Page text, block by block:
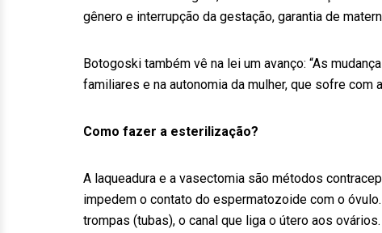
gênero e interrupção da gestação, garantia de
Botogoski também vê na lei um avanço: “As
familiares e na autonomia da mulher, que sofre com
Como fazer a esterilização?
A laqueadura e a vasectomia são métodos
impedem o contato do espermatozoide com o
trompas (tubas), o canal que liga o útero aos